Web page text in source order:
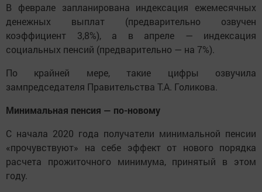
В феврале запланирована индексация ежемесячных
денежных выплат (предварительно озвучен
коэффициент 3,8%), а в апреле — индексация
социальных пенсий (предварительно — на 7%).
По крайней мере, такие цифры озвучила
зампредседателя Правительства Т.А. Голикова.
Минимальная пенсия — по-новому
С начала 2020 года получатели минимальной пенсии
«прочувствуют» на себе эффект от нового порядка
расчета прожиточного минимума, принятый в этом
году.